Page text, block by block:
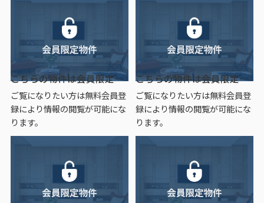
こちらの物件は会員限定物件です。
ご覧になりたい方は無料会員登
録により情報の閲覧が可能にな
ります。
こちらの物件は会員限定物件です。
ご覧になりたい方は無料会員登
録により情報の閲覧が可能にな
ります。